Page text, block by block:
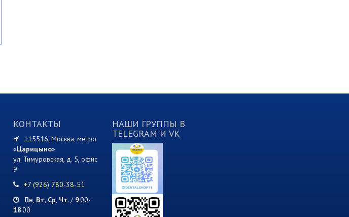
КОНТАКТЫ
115516, Москва, метро
«Царицыно»
ул. Тимуровская, д. 5, офис
9
+7 (926) 780-38-51
Пн, Вт, Ср, Чт. / 9:00-
18:00
НАШИ ГРУППЫ В
TELEGRAM И VK